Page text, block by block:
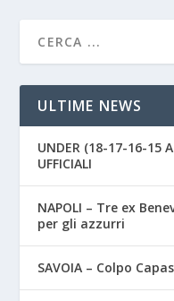
ULTIME NEWS
UNDER (18-17-16-15
UFFICIALI
NAPOLI – Tre ex
per gli azzurri
SAVOIA – Colpo